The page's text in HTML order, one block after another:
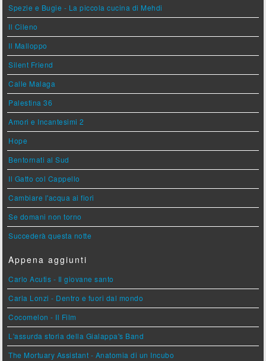
Spezie e Bugie - La piccola cucina di Mehdi
Il Cileno
Il Malloppo
Silent Friend
Calle Malaga
Palestina 36
Amori e Incantesimi 2
Hope
Bentornati al Sud
Il Gatto col Cappello
Cambiare l'acqua ai fiori
Se domani non torno
Succederà questa notte
Appena aggiunti
Carlo Acutis - Il giovane santo
Carla Lonzi - Dentro e fuori dal mondo
Cocomelon - Il Film
L'assurda storia della Gialappa's Band
The Mortuary Assistant - Anatomia di un Incubo